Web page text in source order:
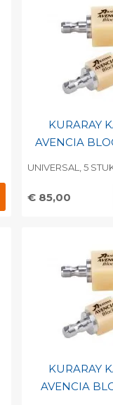
KURARAY
AVENCIA
UNIVERSAL, 5
€ 85,00
Print barcode
KURARAY
AVENCIA